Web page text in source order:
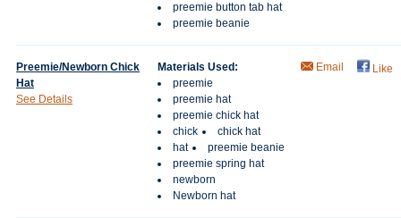
preemie button tab hat
preemie beanie
Preemie/Newborn Chick
Hat
See Details
Materials Used:
preemie
preemie hat
preemie chick hat
chick
chick hat
hat
preemie beanie
preemie spring hat
newborn
Newborn hat
Email Like